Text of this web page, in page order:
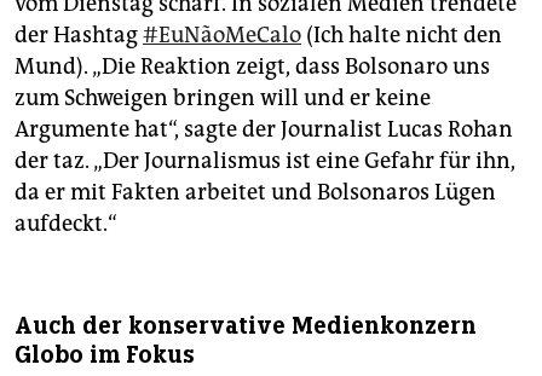
der Hashtag#EuNãoMeCalo (Ich halte nicht den
Mund). „Die Reaktion zeigt, dass Bolsonaro uns
zum Schweigen bringen will und er keine
Argumente hat“, sagte der Journalist Lucas Rohan
der taz. „Der Journalismus ist eine Gefahr für ihn,
da er mit Fakten arbeitet und Bolsonaros Lügen
aufdeckt.“
Auch der konservative Medienkonzern
Globo im Fokus